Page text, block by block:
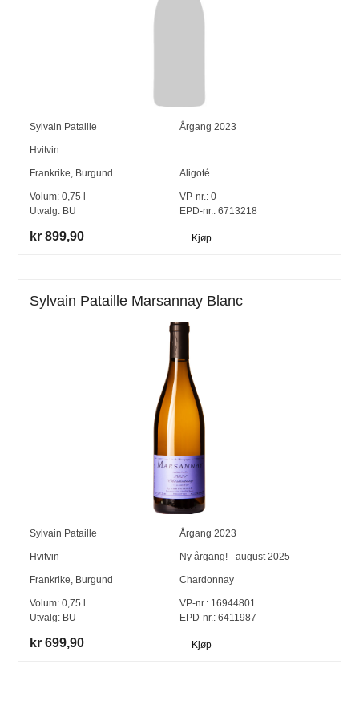
Sylvain Pataille Årgang 2023
Hvitvin
Frankrike, Burgund Aligoté
Volum:0,75
Utvalg: BU
VP-nr.:0
EPD-nr.: 6713218
kr 899,90 Kjøp
Sylvain Pataille Marsannay Blanc
Sylvain Pataille Årgang 2023
Hvitvin Ny årgang! - august 2025
Frankrike, Burgund Chardonnay
Volum:0,75
Utvalg: BU
VP-nr.:16944801
EPD-nr.: 6411987
kr 699,90 Kjøp